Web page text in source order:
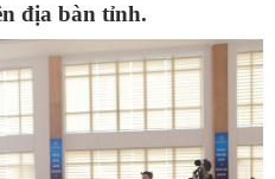
địa bàn tỉnh.